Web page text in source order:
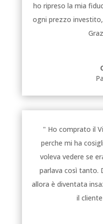
ho ripreso la mia
ogni prezzo
" Ho comprato il
perche mi ha
voleva vedere se
parlava così tanto.
allora è diventata
il